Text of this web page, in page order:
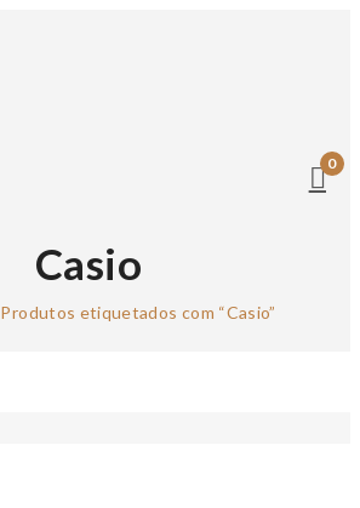
0
Casio
Produtos etiquetados com “Casio”